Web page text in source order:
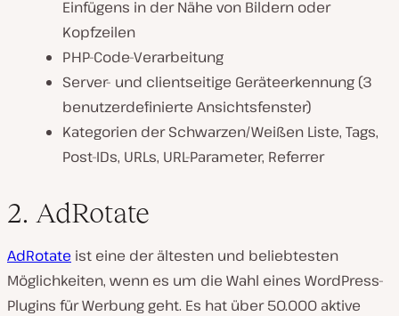
Einfügens in der Nähe von Bildern oder
Kopfzeilen
PHP-Code-Verarbeitung
Server- und clientseitige Geräteerkennung (3
benutzerdefinierte Ansichtsfenster)
Kategorien der Schwarzen/Weißen Liste, Tags,
Post-IDs, URLs, URL-Parameter, Referrer
2. AdRotate
AdRotate ist eine der ältesten und beliebtesten
Möglichkeiten, wenn es um die Wahl eines WordPress-
Plugins für Werbung geht. Es hat über 50.000 aktive